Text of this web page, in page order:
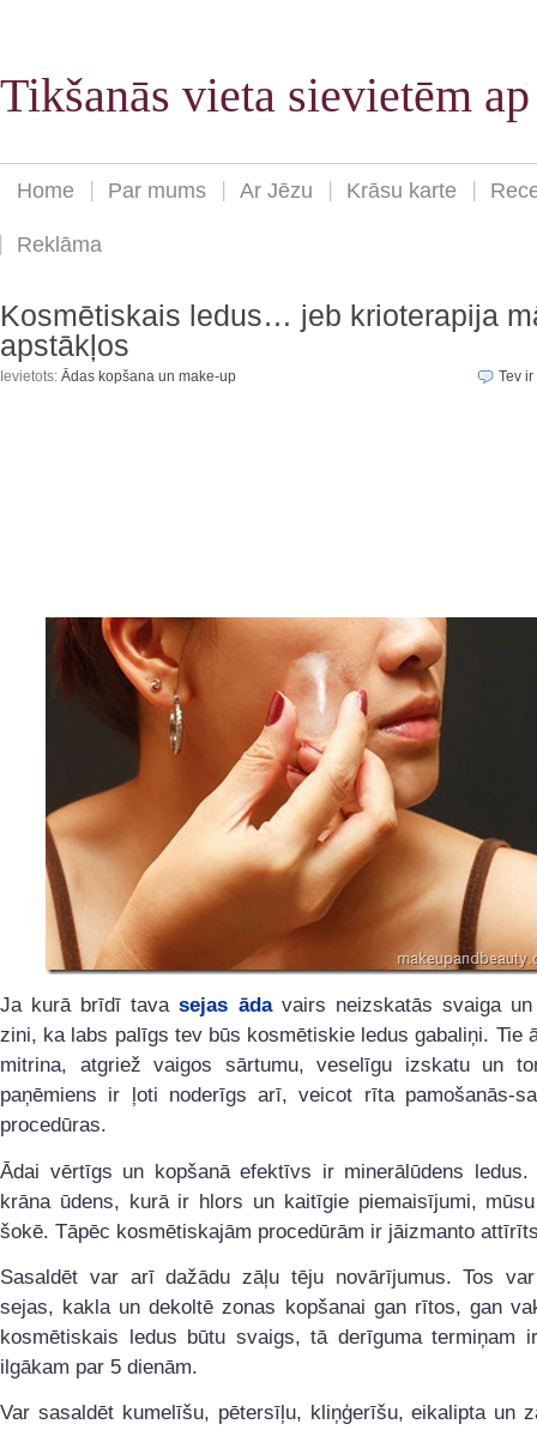
Tikšanās vieta sievietēm
Home Par mums Ar Jēzu Krāsu karte
Reklāma
Kosmētiskais ledus… jeb krioterapija
apstākļos
Ievietots: Ādas kopšana un make-up Tev ir
Ja kurā brīdī tavasejas ādavairs neizskatās svaiga un
zini, ka labs palīgs tev būs kosmētiskie ledus gabaliņi. Tie
mitrina, atgriež vaigos sārtumu, veselīgu izskatu un
paņēmiens ir ļoti noderīgs arī, veicot rīta pamošanās-
procedūras.
Ādai vērtīgs un kopšanā efektīvs ir minerālūdens ledus.
krāna ūdens, kurā ir hlors un kaitīgie piemaisījumi,
šokē. Tāpēc kosmētiskajām procedūrām ir jāizmanto
Sasaldēt var arī dažādu zāļu tēju novārījumus. Tos
sejas, kakla un dekoltē zonas kopšanai gan rītos, gan
kosmētiskais ledus būtu svaigs, tā derīguma termiņam
ilgākam par 5 dienām.
Var sasaldēt kumelīšu, pētersīļu, kliņģerīšu, eikalipta un